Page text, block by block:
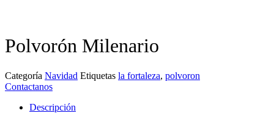
Polvorón Milenario
Categoría Navidad Etiquetas la fortaleza, polvoron
Contactanos
Descripción